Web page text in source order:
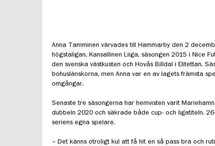
Anna Tamminen värvades till Hammarby den 2
högstaligan, Kansallinen Liiga, säsongen 2015 i Nice
den svenska västkusten och Hovås Billdal i Elitettan.
bohuslänskorna, men Anna var en av lagets främsta
omgångar.
Senaste tre säsongerna har hemvisten varit
dubbeln 2020 och säkrade både cup- och ligatiteln.
seriens egna spelare.
– Det känns otroligt kul att få hit en så pass bra och